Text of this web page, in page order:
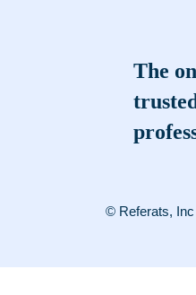
The
© Referats, Inc